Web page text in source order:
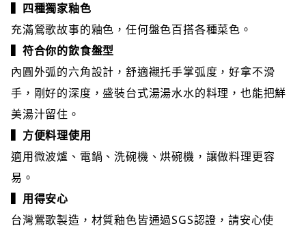
▍四種獨家釉色
充滿鶯歌故事的釉色，任何盤色百搭各種菜色。
▍符合你的飲食盤型
內圓外弧的六角設計，舒適襯托手掌弧度，好拿不滑
手，剛好的深度，盛裝台式湯湯水水的料理，也能把鮮
美湯汁留住。
▍方便料理使用
適用微波爐、電鍋、洗碗機、烘碗機，讓做料理更容
易。
▍用得安心
台灣鶯歌製造，材質釉色皆通過SGS認證，請安心使